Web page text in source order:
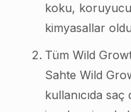
koku,
kimyasallar
Tüm Wild
Sahte Wild
kullanıcıda